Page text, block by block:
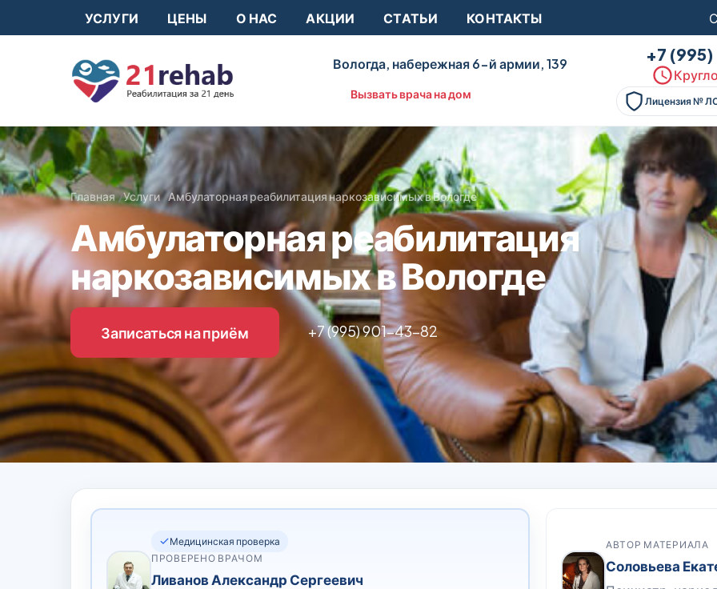
УСЛУГИ ЦЕНЫ О НАС АКЦИИ СТАТЬИ КОНТАКТЫ
Вологда, набережная 6-й армии, 139
Вызвать врача на дом
+7
Лицензия №
Главная Услуги Амбулаторная реабилитация наркозависимых в Вологде
Амбулаторная реабилитация
наркозависимых в Вологде
Записаться на приём +7 (995) 901-43-82
Медицинская проверка
ПРОВЕРЕНО ВРАЧОМ
Ливанов Александр Сергеевич
АВТОР МАТЕРИАЛА
Соловьева